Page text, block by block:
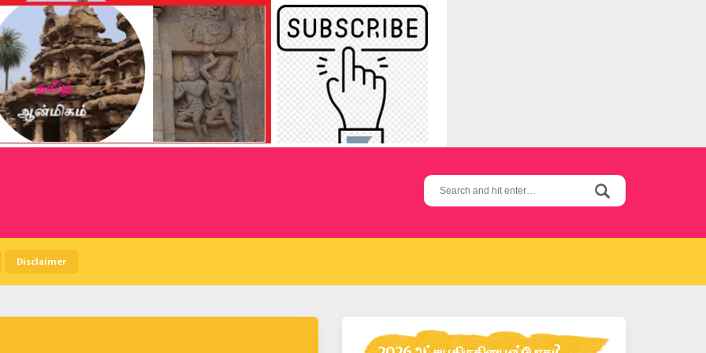
Search
for:
Disclaimer